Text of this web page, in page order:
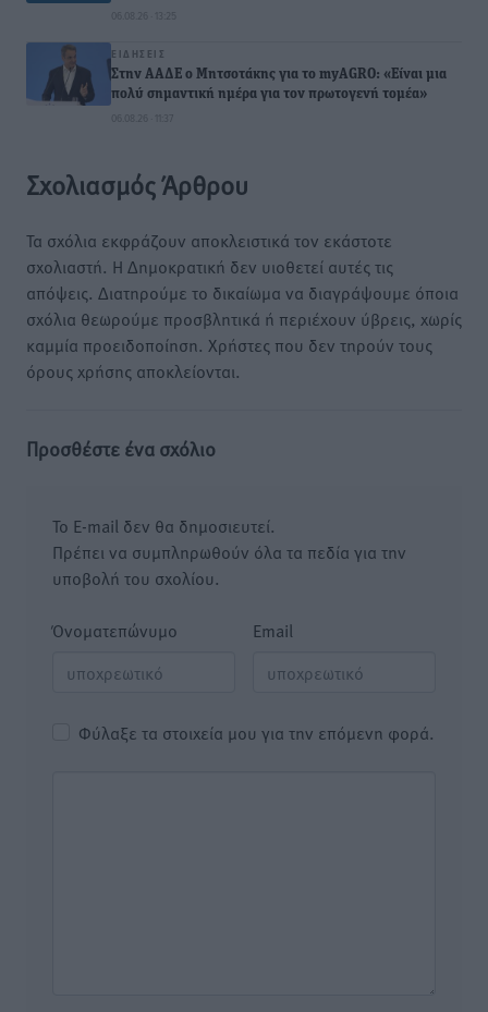
06.08.26 · 13:25
ΕΙΔΉΣΕΙΣ
Στην ΑΑΔΕ ο Μητσοτάκης για το myAGRO: «Είναι μια
πολύ σημαντική ημέρα για τον πρωτογενή τομέα»
06.08.26 · 11:37
Σχολιασμός Άρθρου
Τα σχόλια εκφράζουν αποκλειστικά τον εκάστοτε
σχολιαστή. Η Δημοκρατική δεν υιοθετεί αυτές τις
απόψεις. Διατηρούμε το δικαίωμα να διαγράψουμε όποια
σχόλια θεωρούμε προσβλητικά ή περιέχουν ύβρεις, χωρίς
καμμία προειδοποίηση. Χρήστες που δεν τηρούν τους
όρους χρήσης αποκλείονται.
Προσθέστε ένα σχόλιο
Το E-mail δεν θα δημοσιευτεί.
Πρέπει να συμπληρωθούν όλα τα πεδία για την
υποβολή του σχολίου.
Όνοματεπώνυμο Email
Φύλαξε τα στοιχεία μου για την επόμενη φορά.